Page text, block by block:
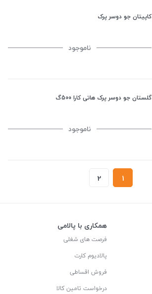
کاپیتان جو دوسر پرک
ناموجود
گلستان جو دوسر پرک هاتی کارا 500گ
ناموجود
1
2
همکاری با پالامی
فرصت های شغلی
پالادیوم کارت
فروش اقساطی
درخواست تامین کالا